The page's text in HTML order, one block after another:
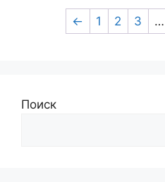
← 1 2 3 …
Поиск